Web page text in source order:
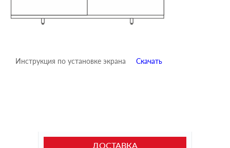
Инструкция по установке экрана Скачать
ДОСТАВКА